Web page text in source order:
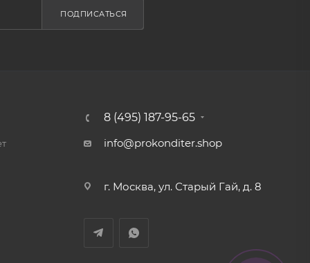
ПОДПИСАТЬСЯ
8 (495) 187-95-65
info@prokonditer.shop
г. Москва, ул. Старый Гай, д. 8